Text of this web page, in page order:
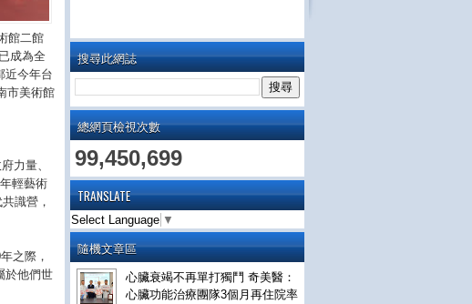
搜尋此網誌
總網頁檢視次數
99,450,699
TRANSLATE
Select Language ▼
隨機文章區
心臟衰竭不再單打獨鬥 奇美醫：
心臟功能治療團隊3個月再住院率
館二館
成為全
近今年台
市美術館
力量、
輕藝術
識營，
之際，
於他們世